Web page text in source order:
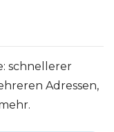
schnellerer
Adressen,